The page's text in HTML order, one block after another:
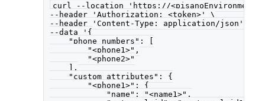
curl --location 'https://
--header 'Authorization: <token>' \
--header 'Content-Type: application/json' \
--data '{
    "phone_numbers": [
        "<phone1>",
        "<phone2>"
    ],
    "custom_attributes": {
        "<phone1>": {
            "name": "<name1>",